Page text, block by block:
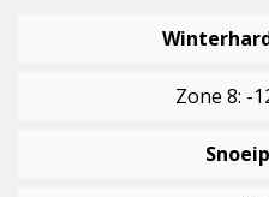
Zone 8: -